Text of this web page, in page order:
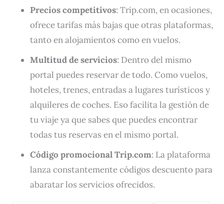
Precios competitivos: Trip.com, en ocasiones,
ofrece tarifas más bajas que otras plataformas,
tanto en alojamientos como en vuelos.
Multitud de servicios: Dentro del mismo
portal puedes reservar de todo. Como vuelos,
hoteles, trenes, entradas a lugares turísticos y
alquileres de coches. Eso facilita la gestión de
tu viaje ya que sabes que puedes encontrar
todas tus reservas en el mismo portal.
Código promocional Trip.com: La plataforma
lanza constantemente códigos descuento para
abaratar los servicios ofrecidos.